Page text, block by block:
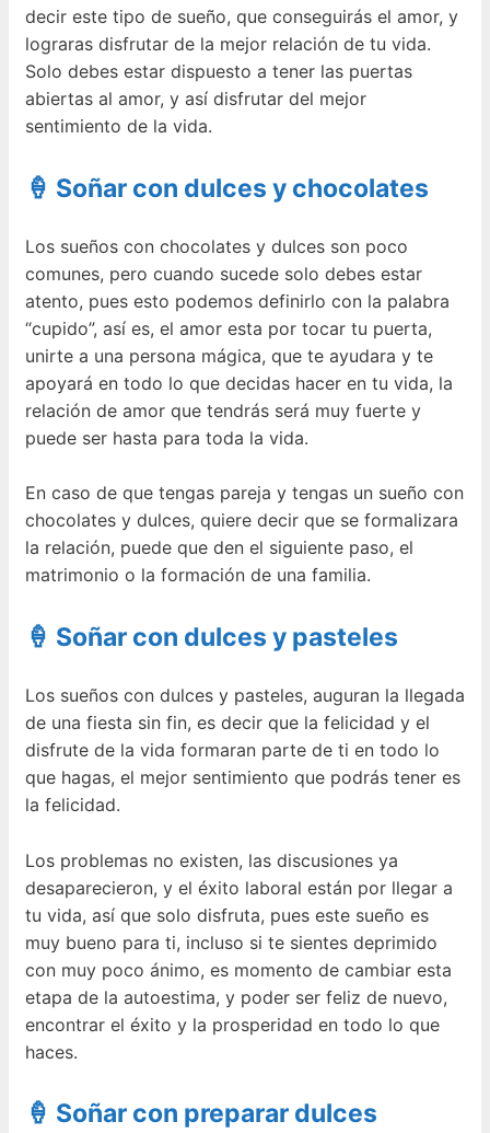
decir este tipo de sueño, que conseguirás el amor, y
lograras disfrutar de la mejor relación de tu vida.
Solo debes estar dispuesto a tener las puertas
abiertas al amor, y así disfrutar del mejor
sentimiento de la vida.
🍦 Soñar con dulces y chocolates
Los sueños con chocolates y dulces son poco
comunes, pero cuando sucede solo debes estar
atento, pues esto podemos definirlo con la palabra
“cupido”, así es, el amor esta por tocar tu puerta,
unirte a una persona mágica, que te ayudara y te
apoyará en todo lo que decidas hacer en tu vida, la
relación de amor que tendrás será muy fuerte y
puede ser hasta para toda la vida.
En caso de que tengas pareja y tengas un sueño con
chocolates y dulces, quiere decir que se formalizara
la relación, puede que den el siguiente paso, el
matrimonio o la formación de una familia.
🍦 Soñar con dulces y pasteles
Los sueños con dulces y pasteles, auguran la llegada
de una fiesta sin fin, es decir que la felicidad y el
disfrute de la vida formaran parte de ti en todo lo
que hagas, el mejor sentimiento que podrás tener es
la felicidad.
Los problemas no existen, las discusiones ya
desaparecieron, y el éxito laboral están por llegar a
tu vida, así que solo disfruta, pues este sueño es
muy bueno para ti, incluso si te sientes deprimido
con muy poco ánimo, es momento de cambiar esta
etapa de la autoestima, y poder ser feliz de nuevo,
encontrar el éxito y la prosperidad en todo lo que
haces.
🍦 Soñar con preparar dulces